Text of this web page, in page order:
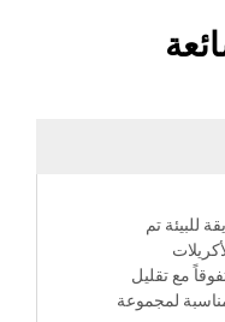
تم
مع تقليل
لمجموعة